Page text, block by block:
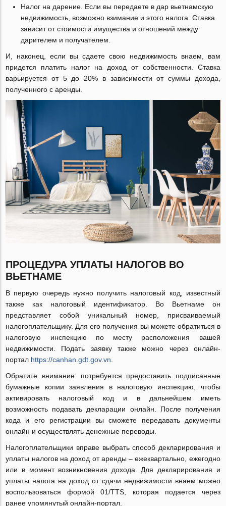
Налог на дарение. Если вы передаете в дар вьетнамскую
недвижимость, возможно взимание и этого налога. Ставка
зависит от стоимости имущества и отношений между
дарителем и получателем.
И, наконец, если вы сдаете свою недвижимость внаем, вам
придется платить налог на доход от собственности. Ставка
варьируется от 5 до 20% в зависимости от суммы дохода,
полученного с аренды.
ПРОЦЕДУРА УПЛАТЫ НАЛОГОВ ВО
ВЬЕТНАМЕ
В первую очередь нужно получить налоговый код, известный
также как налоговый идентификатор. Во Вьетнаме он
представляет собой уникальный номер, присваиваемый
налогоплательщику. Для его получения вы можете обратиться в
налоговую инспекцию по месту расположения вашей
недвижимости. Подать заявку также можно через онлайн-
портал https://canhan.gdt.gov.vn
Обратите внимание: потребуется предоставить подписанные
бумажные копии заявления в налоговую инспекцию, чтобы
активировать налоговый код и в дальнейшем иметь
возможность подавать декларации онлайн. После получения
кода и его регистрации вы сможете передавать документы
онлайн и осуществлять денежные переводы.
Налогоплательщики вправе выбрать способ декларирования и
уплаты налогов на доход от аренды – ежеквартально, ежегодно
или в момент возникновения дохода. Для декларирования и
уплаты налога на доход от сдачи недвижимости внаем можно
воспользоваться формой 01/TTS, которая подается через
ранее упомянутый онлайн-портал.